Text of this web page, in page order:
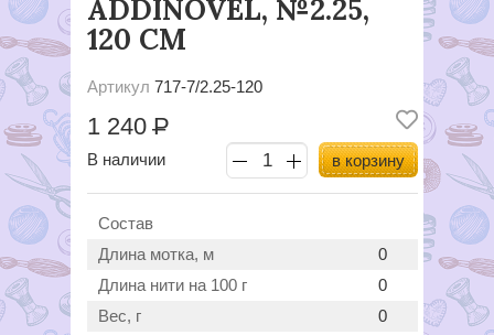
ADDINOVEL, №2.25,
120 СМ
Артикул 717-7/2.25-120
1 240Р
В наличии в корзину
Состав
Длина мотка, м
0
Длина нити на 100 г
0
Вес, г
0